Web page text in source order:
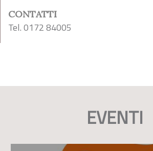
CONTATTI
Tel. 0172 84005
EVENTI